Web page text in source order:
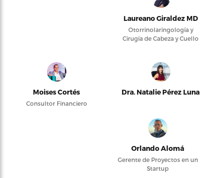
Laureano Giraldez MD
Otorrinolaringología y
Cirugía de Cabeza y Cuello
Moises Cortés
Consultor Financiero
Dra. Natalie Pérez Luna
Orlando Alomá
Gerente de Proyectos en un
Startup